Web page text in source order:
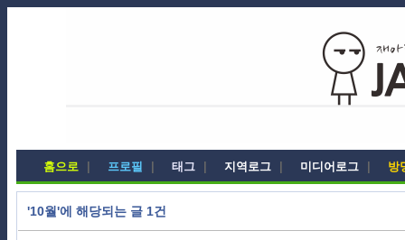
홈으로 프로필 태그 지역로그 미디어로그 방
'10월'에 해당되는 글 1건